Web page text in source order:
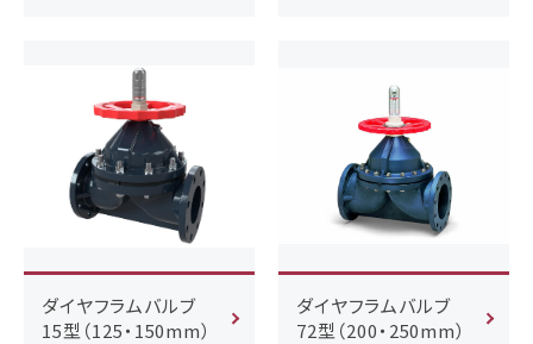
ダイヤフラムバルブ
15型（125・150mm）
ダイヤフラムバルブ
72型（200・250mm）